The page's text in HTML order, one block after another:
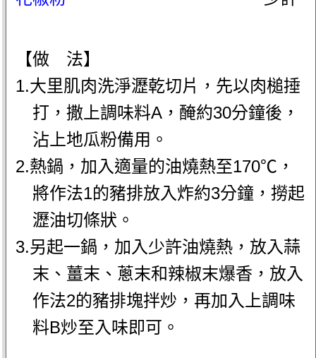
【做 法】
1.大里肌肉洗淨瀝乾切片，先以肉槌捶
打，撒上調味料A，醃約30分鐘後，
沾上地瓜粉備用。
2.熱鍋，加入適量的油燒熱至170℃，
將作法1的豬排放入炸約3分鐘，撈起
瀝油切條狀。
3.另起一鍋，加入少許油燒熱，放入蒜
末、薑末、蔥末和辣椒末爆香，放入
作法2的豬排塊拌炒，再加入上調味
料B炒至入味即可。